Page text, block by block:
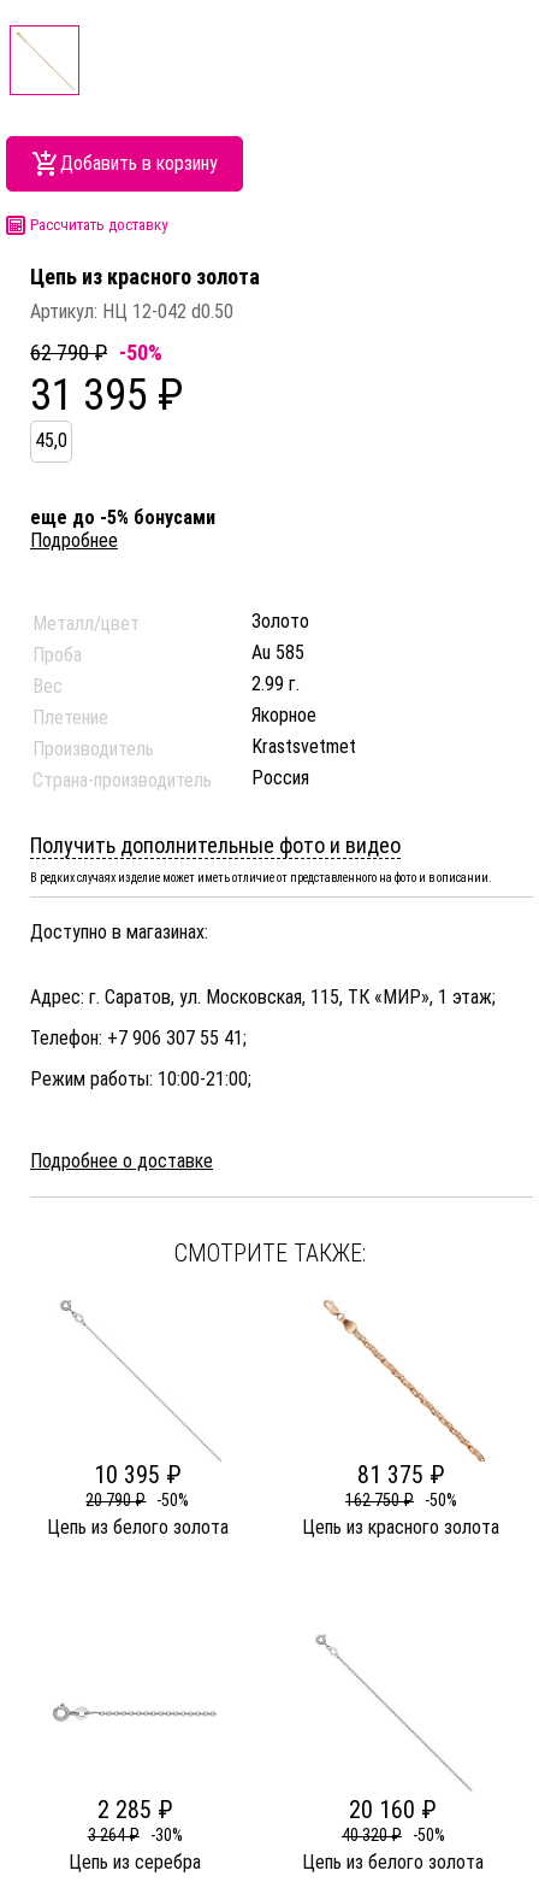
Добавить в корзину
Рассчитать доставку
Цепь из красного золота
Артикул: НЦ 12-042 d0.50
62 790 ₽ -50%
31 395 ₽
45,0
еще до -5% бонусами
Подробнее
Металл/цвет
Золото
Проба
Au 585
Вес
2.99 г.
Плетение
Якорное
Производитель
Krastsvetmet
Страна-производитель
Россия
Получить дополнительные фото и видео
В редких случаях изделие может иметь отличие от представленного на фото и в описании.
Доступно в магазинах:
Адрес: г. Саратов, ул. Московская, 115, ТК «МИР», 1 этаж;
Телефон: +7 906 307 55 41;
Режим работы: 10:00-21:00;
Подробнее о доставке
СМОТРИТЕ ТАКЖЕ:
10 395 ₽
20 790 ₽ -50%
Цепь из белого золота
81 375 ₽
162 750 ₽ -50%
Цепь из красного золота
2 285 ₽
3 264 ₽ -30%
Цепь из серебра
20 160 ₽
40 320 ₽ -50%
Цепь из белого золота